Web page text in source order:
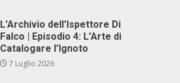
L’Archivio dell’Ispettore Di
Falco | Episodio 4: L’Arte di
Catalogare l’Ignoto
7 Luglio 2026